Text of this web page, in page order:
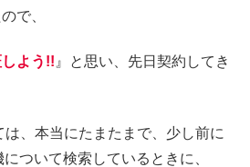
で、
よう!!』と思い、先日契約してき
、本当にたまたまで、少し前に
ついて検索しているときに、